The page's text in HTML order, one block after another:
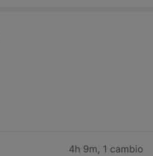
4h 9m, 1 cambio